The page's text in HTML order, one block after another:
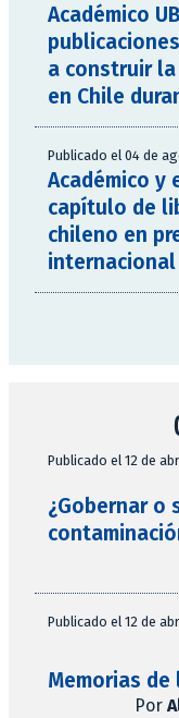
Académico
a construir
en Chile
Publicado el 04 de
Académico y
capítulo de
chileno en
internacional
Publicado el 12 de
¿Gobernar o
Publicado el 12 de
Memorias de
Por